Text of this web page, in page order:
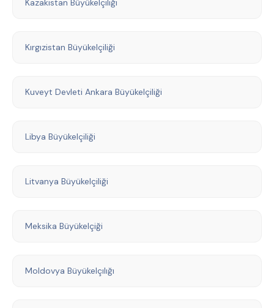
Kazakistan Büyükelçiliği
Kırgızistan Büyükelçiliği
Kuveyt Devleti Ankara Büyükelçiliği
Libya Büyükelçiliği
Litvanya Büyükelçiliği
Meksika Büyükelçiği
Moldovya Büyükelçılığı